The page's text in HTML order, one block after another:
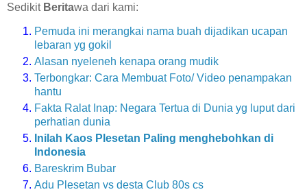
Sedikit Beritawa dari kami:
Pemuda ini merangkai nama buah dijadikan ucapan
lebaran yg gokil
Alasan nyeleneh kenapa orang mudik
Terbongkar: Cara Membuat Foto/ Video penampakan
hantu
Fakta Ralat Inap: Negara Tertua di Dunia yg luput dari
perhatian dunia
Inilah Kaos Plesetan Paling menghebohkan di
Indonesia
Bareskrim Bubar
Adu Plesetan vs desta Club 80s cs